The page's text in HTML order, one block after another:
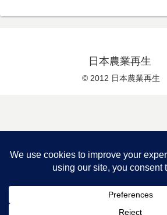
日本農業再生
© 2012 日本農業再